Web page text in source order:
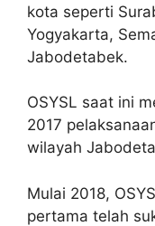
kota seperti
Yogyakarta,
Jabodetabek.
OSYSL saat ini
2017
wilayah
Mulai 2018,
pertama telah